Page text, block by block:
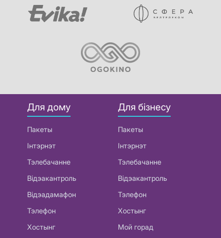
Для дому
Пакеты
Інтэрнэт
Тэлебачанне
Відэакантроль
Відэадамафон
Тэлефон
Хостынг
Для бізнесу
Пакеты
Інтэрнэт
Тэлебачанне
Відэакантроль
Тэлефон
Хостынг
Мой горад